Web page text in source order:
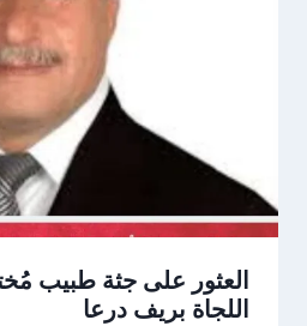
العثور على جثة طبيب
اللجاة بريف درعا